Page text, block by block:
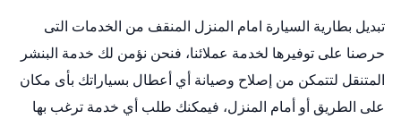
تبديل بطارية السيارة امام المنزل المنقف من الخدمات التى
حرصنا على توفيرها لخدمة عملائنا، فنحن نؤمن لك خدمة البنشر
المتنقل لتتمكن من إصلاح وصيانة أي أعطال بسياراتك بأى مكان
على الطريق أو أمام المنزل، فيمكنك طلب أي خدمة ترغب بها